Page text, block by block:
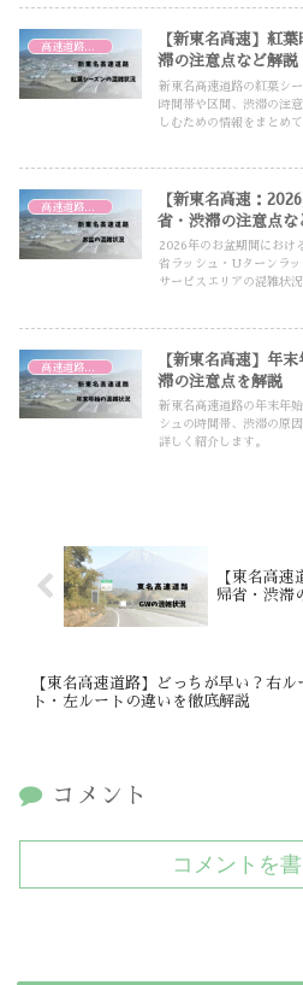
【新東名高速】紅
滞の注意点など解説
新東名高速道路の紅葉シ
時間帯や区間、渋滞の注
しむための情報をまとめて
【新東名高速：
省・渋滞の注意点な
2026年のお盆期間におけ
省ラッシュ・Uターンラッ
サービスエリアの混雑状
【新東名高速】年
滞の注意点を解説
新東名高速道路の年末年
シュの時間帯、渋滞の原
詳しく紹介します。
【東名高速
帰省・渋滞
【東名高速道路】どっちが早い？右ル
ト・左ルートの違いを徹底解説
コメント
コメントを